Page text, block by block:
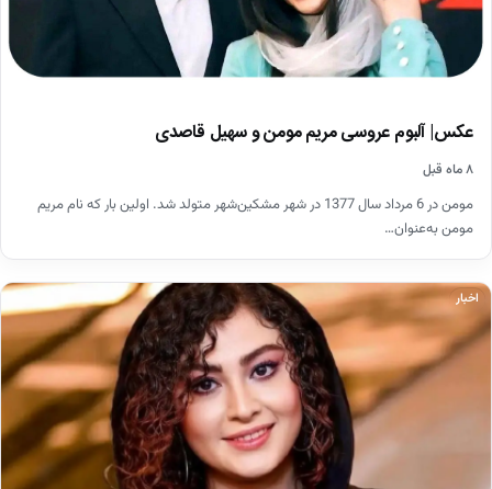
عکس| آلبوم عروسی مریم مومن و سهیل قاصدی
۸ ماه قبل
مومن در 6 مرداد سال 1377 در شهر مشکین‌شهر متولد شد. اولین بار که نام مریم
مومن به‌عنوان…
اخبار